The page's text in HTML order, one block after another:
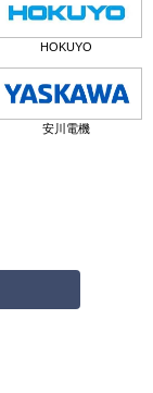
HOKUYO
安川電機